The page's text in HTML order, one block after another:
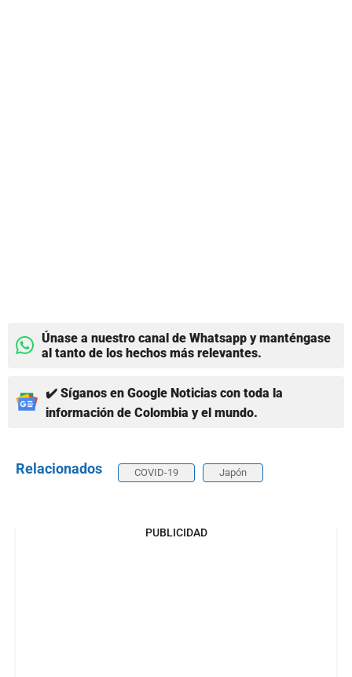
Únase a nuestro canal de Whatsapp y manténgase
al tanto de los hechos más relevantes.
✔️ Síganos en Google Noticias con toda la
información de Colombia y el mundo.
Relacionados COVID-19 Japón
PUBLICIDAD